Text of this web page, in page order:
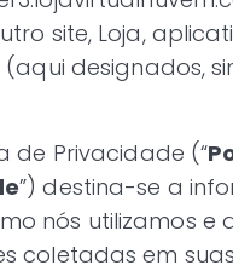
site, Loja,
(aqui designados,
de Privacidade (“
”) destina-se a
nós utilizamos e
coletadas em